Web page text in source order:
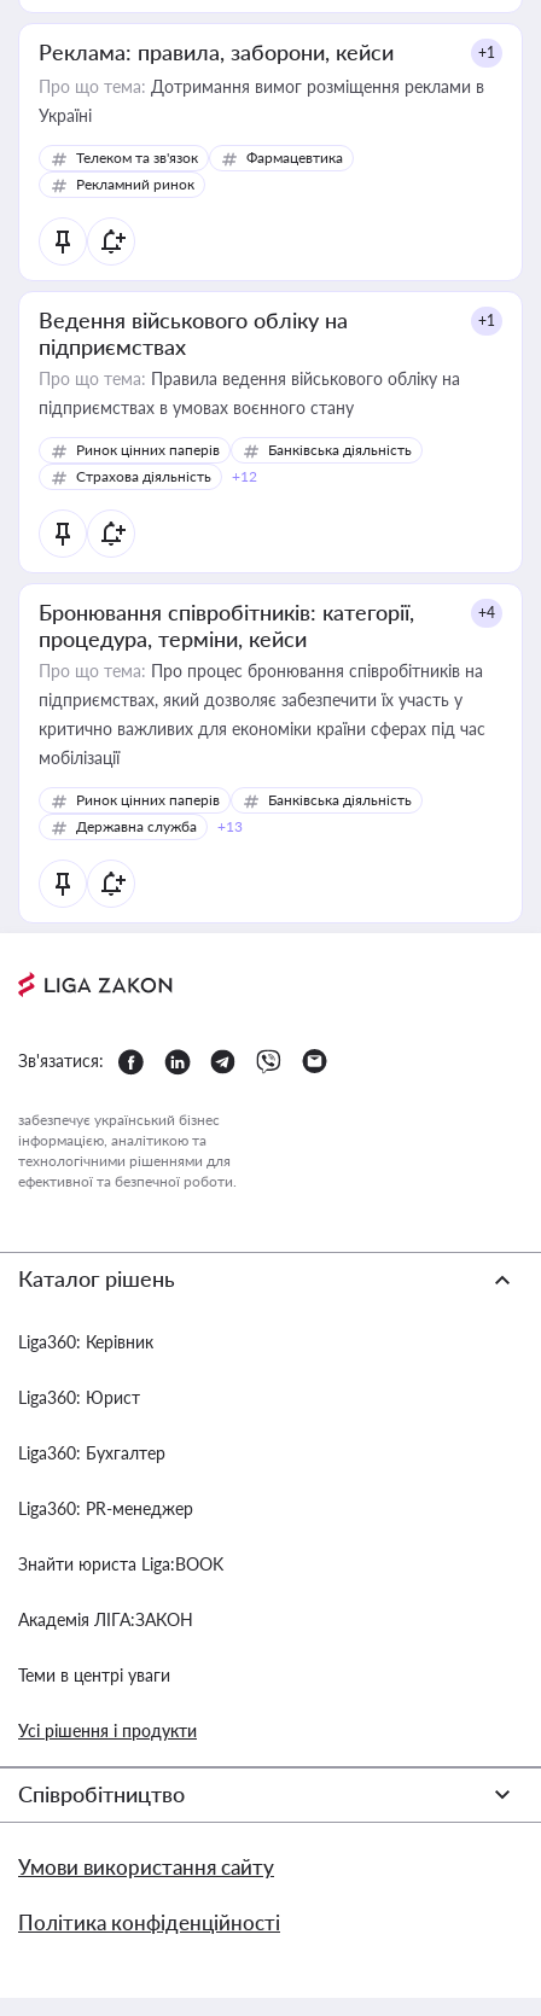
Реклама: правила, заборони, кейси +1
Про що тема: Дотримання вимог розміщення реклами в
Україні
Телеком та зв'язок
Фармацевтика
Рекламний ринок
Ведення військового обліку на
підприємствах
+1
Про що тема: Правила ведення військового обліку на
підприємствах в умовах воєнного стану
Ринок цінних паперів
Банківська діяльність
Страхова діяльність
+12
Бронювання співробітників: категорії,
процедура, терміни, кейси
+4
Про що тема: Про процес бронювання співробітників на
підприємствах, який дозволяє забезпечити їх участь у
критично важливих для економіки країни сферах під час
мобілізації
Ринок цінних паперів
Банківська діяльність
Державна служба
+13
Зв'язатися:
забезпечує український бізнес
інформацією, аналітикою та
технологічними рішеннями для
ефективної та безпечної роботи.
Каталог рішень
Liga360: Керівник
Liga360: Юрист
Liga360: Бухгалтер
Liga360: PR-менеджер
Знайти юриста Liga:BOOK
Академія ЛІГА:ЗАКОН
Теми в центрі уваги
Усі рішення і продукти
Співробітництво
Умови використання сайту
Політика конфіденційності